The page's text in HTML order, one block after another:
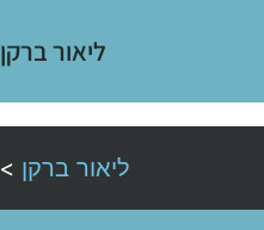
ליאור ברקן
ליאור ברקן >